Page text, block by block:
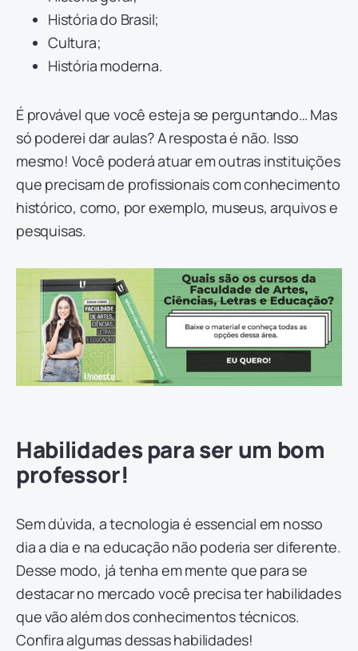
História do Brasil;
Cultura;
História moderna.
É provável que você esteja se perguntando… Mas
só poderei dar aulas? A resposta é não. Isso
mesmo! Você poderá atuar em outras instituições
que precisam de profissionais com conhecimento
histórico, como, por exemplo, museus, arquivos e
pesquisas.
Habilidades para ser um bom
professor!
Sem dúvida, a tecnologia é essencial em nosso
dia a dia e na educação não poderia ser diferente.
Desse modo, já tenha em mente que para se
destacar no mercado você precisa ter habilidades
que vão além dos conhecimentos técnicos.
Confira algumas dessas habilidades!